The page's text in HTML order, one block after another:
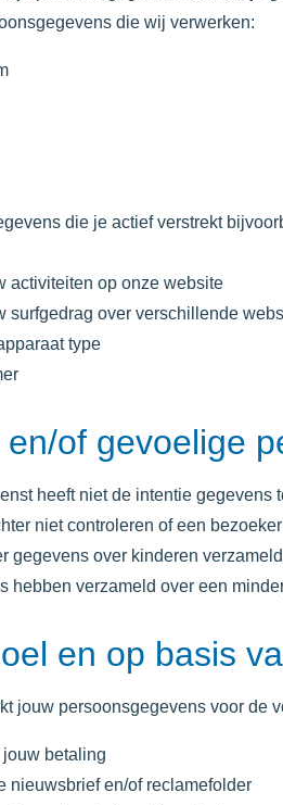
die wij verwerken:
die je actief verstrekt
activiteiten op onze website
surfgedrag over verschillende
type
of gevoelige
heeft niet de intentie
niet controleren of een
gegevens over kinderen
hebben verzameld over een
en op basis
jouw persoonsgegevens voor de
betaling
nieuwsbrief en/of reclamefolder